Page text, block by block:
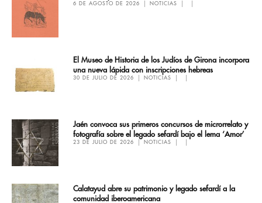
6 DE AGOSTO DE 2026 NOTICIAS
El Museo de Historia de los Judíos de Girona incorpora
una nueva lápida con inscripciones hebreas
30 DE JULIO DE 2026 NOTICIAS
Jaén convoca sus primeros concursos de microrrelato y
fotografía sobre el legado sefardí bajo el lema ‘Amor’
23 DE JULIO DE 2026 NOTICIAS
Calatayud abre su patrimonio y legado sefardí a la
comunidad iberoamericana